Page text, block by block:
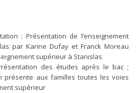
: Présentation de l’enseignement
par Karine Dufay et Franck Moreau
supérieur à Stanislas
des études après le bac ;
présente aux familles toutes les voies
supérieur